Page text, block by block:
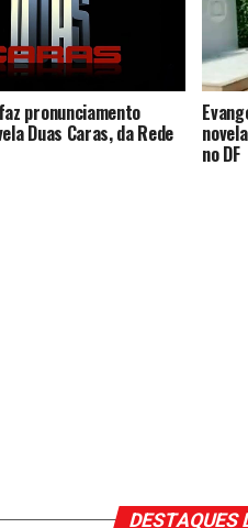
pronunciamento
Duas Caras, da Rede
no DF
DESTAQUES